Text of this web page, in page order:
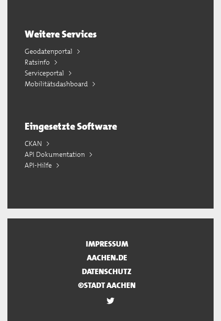
Weitere Services
Geodatenportal
Ratsinfo
Serviceportal
Mobilitätsdashboard
Eingesetzte Software
CKAN
API Dokumentation
API-Hilfe
IMPRESSUM
AACHEN.DE
DATENSCHUTZ
©STADT AACHEN